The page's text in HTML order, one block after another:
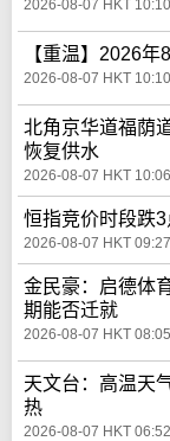
2026-08-07 HKT 10:10
【重温】2026年
2026-08-07 HKT 10:10
北角京华道福荫
恢复供水
2026-08-07 HKT 10:06
恒指竞价时段跌
2026-08-07 HKT 09:27
金民豪：启德体
期能否迁就
2026-08-07 HKT 08:05
天文台：高温天
热
2026-08-07 HKT 06:52